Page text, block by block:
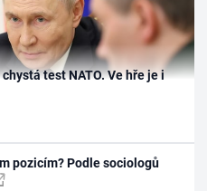
test NATO. Ve hře je i
pozicím? Podle sociologů